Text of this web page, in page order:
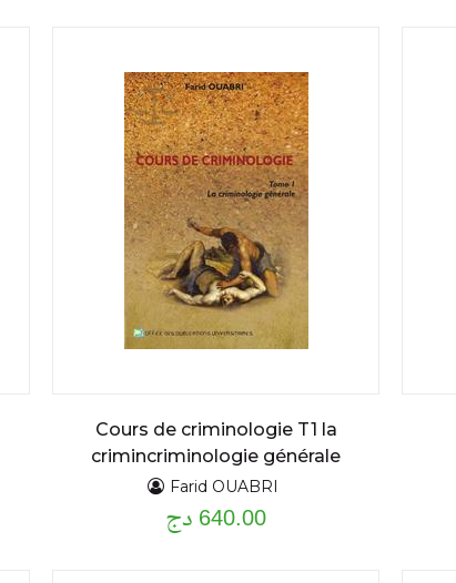
Cours de criminologie T1 la
crimincriminologie générale
Farid OUABRI
640.00 دج